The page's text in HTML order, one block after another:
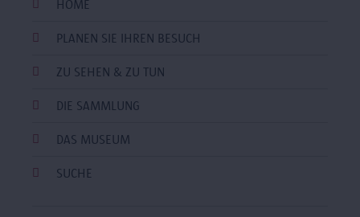
HOME
PLANEN SIE IHREN BESUCH
ZU SEHEN & ZU TUN
DIE SAMMLUNG
DAS MUSEUM
SUCHE